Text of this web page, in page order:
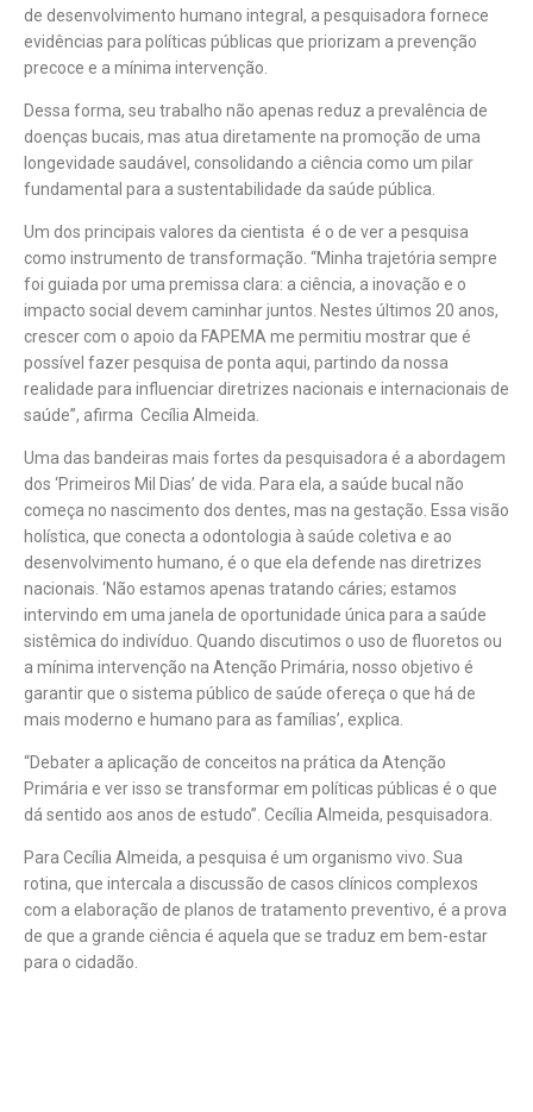
de desenvolvimento humano integral, a pesquisadora fornece
evidências para políticas públicas que priorizam a prevenção
precoce e a mínima intervenção.
Dessa forma, seu trabalho não apenas reduz a prevalência de
doenças bucais, mas atua diretamente na promoção de uma
longevidade saudável, consolidando a ciência como um pilar
fundamental para a sustentabilidade da saúde pública.
Um dos principais valores da cientista é o de ver a pesquisa
como instrumento de transformação. “Minha trajetória sempre
foi guiada por uma premissa clara: a ciência, a inovação e o
impacto social devem caminhar juntos. Nestes últimos 20 anos,
crescer com o apoio da FAPEMA me permitiu mostrar que é
possível fazer pesquisa de ponta aqui, partindo da nossa
realidade para influenciar diretrizes nacionais e internacionais de
saúde”, afirma Cecília Almeida.
Uma das bandeiras mais fortes da pesquisadora é a abordagem
dos ‘Primeiros Mil Dias’ de vida. Para ela, a saúde bucal não
começa no nascimento dos dentes, mas na gestação. Essa visão
holística, que conecta a odontologia à saúde coletiva e ao
desenvolvimento humano, é o que ela defende nas diretrizes
nacionais. ‘Não estamos apenas tratando cáries; estamos
intervindo em uma janela de oportunidade única para a saúde
sistêmica do indivíduo. Quando discutimos o uso de fluoretos ou
a mínima intervenção na Atenção Primária, nosso objetivo é
garantir que o sistema público de saúde ofereça o que há de
mais moderno e humano para as famílias’, explica.
“Debater a aplicação de conceitos na prática da Atenção
Primária e ver isso se transformar em políticas públicas é o que
dá sentido aos anos de estudo”. Cecília Almeida, pesquisadora.
Para Cecília Almeida, a pesquisa é um organismo vivo. Sua
rotina, que intercala a discussão de casos clínicos complexos
com a elaboração de planos de tratamento preventivo, é a prova
de que a grande ciência é aquela que se traduz em bem-estar
para o cidadão.